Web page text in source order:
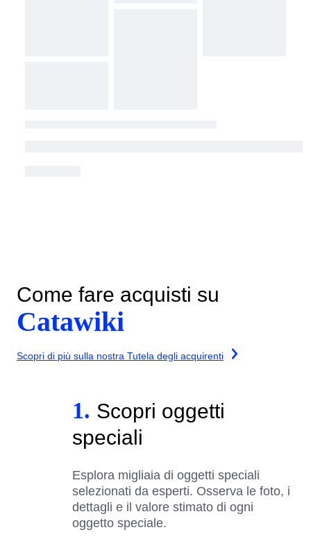
Come fare acquisti su
Catawiki
Scopri di più sulla nostra Tutela degli acquirenti
1. Scopri oggetti
speciali
Esplora migliaia di oggetti speciali
selezionati da esperti. Osserva le foto, i
dettagli e il valore stimato di ogni
oggetto speciale.